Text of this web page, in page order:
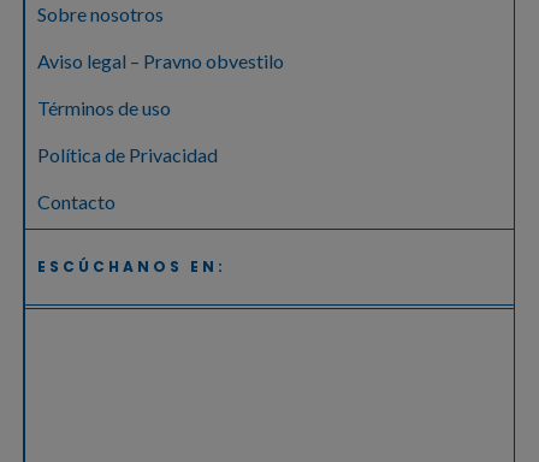
Sobre nosotros
Aviso legal – Pravno obvestilo
Términos de uso
Política de Privacidad
Contacto
ESCÚCHANOS EN: